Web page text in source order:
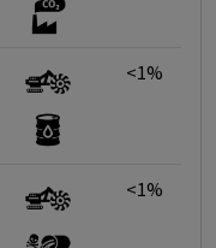
<1%
<1%